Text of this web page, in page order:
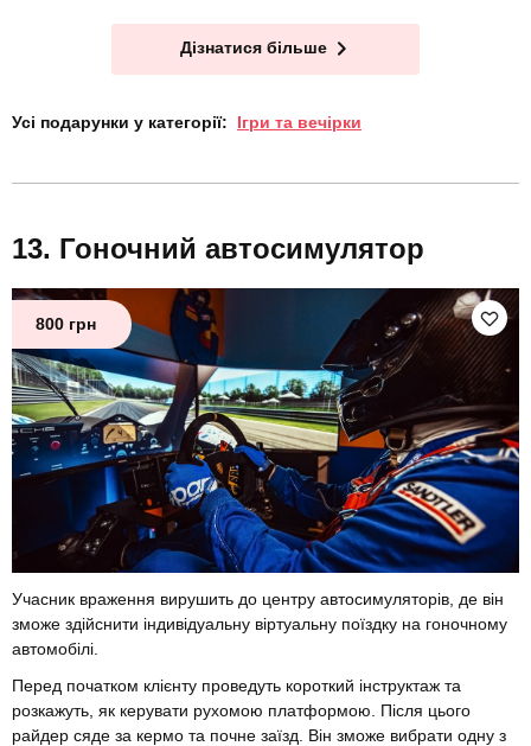
Дізнатися більше
Усі подарунки у категорії: Ігри та вечірки
Гоночний автосимулятор
800 грн
Учасник враження вирушить до центру автосимуляторів, де він
зможе здійснити індивідуальну віртуальну поїздку на гоночному
автомобілі.
Перед початком клієнту проведуть короткий інструктаж та
розкажуть, як керувати рухомою платформою. Після цього
райдер сяде за кермо та почне заїзд. Він зможе вибрати одну з